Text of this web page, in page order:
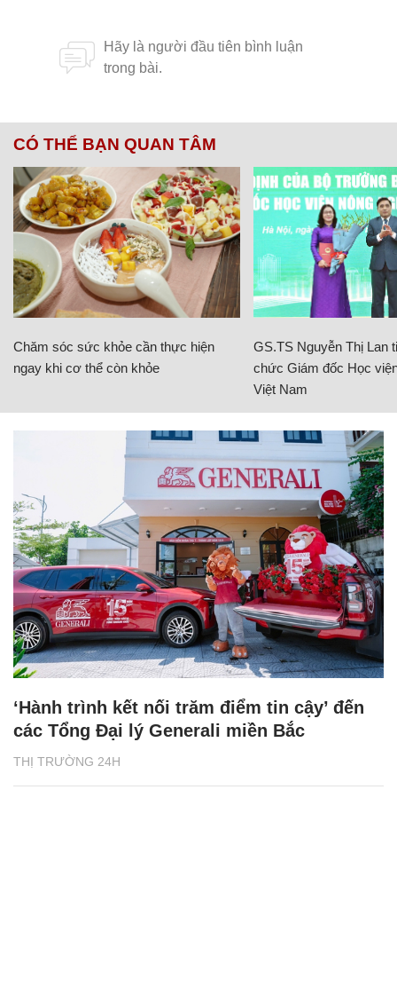
CÓ THỂ BẠN QUAN TÂM
Chăm sóc sức khỏe cần thực hiện
ngay khi cơ thể còn khỏe
GS.TS Nguyễn Thị Lan
chức Giám đốc Học
Việt Nam
THỊ TRƯỜNG 24H
‘Hành trình kết nối trăm điểm tin cậy’ đến
các Tổng Đại lý Generali miền Bắc